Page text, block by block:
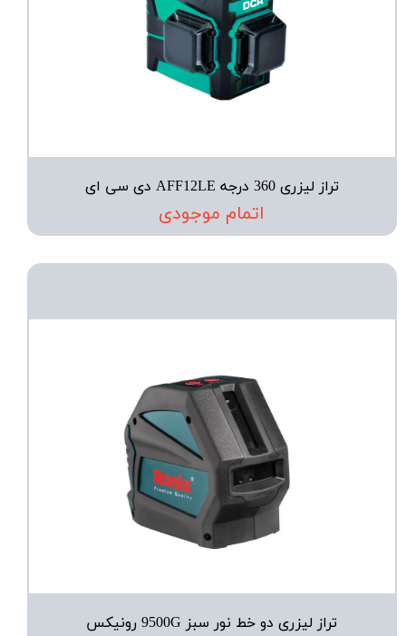
تراز لیزری 360 درجه AFF12LE دی سی ای
اتمام موجودی
تراز لیزری دو خط نور سبز 9500G رونیکس